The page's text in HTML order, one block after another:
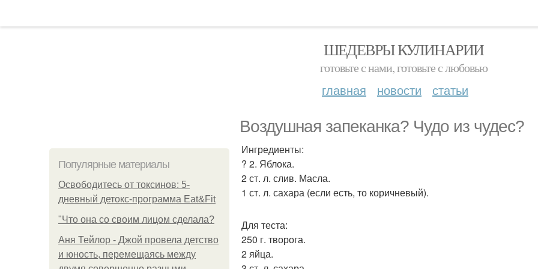
ШЕДЕВРЫ КУЛИНАРИИ
готовьте с нами, готовьте с любовью
главная новости статьи
Воздушная запеканка? Чудо из чудес?
Популярные материалы
Освободитесь от токсинов: 5-
дневный детокс-программа Eat&Fit
"Что она со своим лицом сделала?
Аня Тейлор - Джой провела детство
и юность, перемещаясь между
Ингредиенты:
? 2. Яблока.
2 ст. л. слив. Масла.
1 ст. л. сахара (если есть, то коричневый).
Для теста:
250 г. творога.
2 яйца.